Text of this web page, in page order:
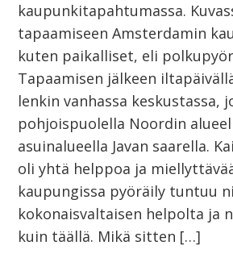
kaupunkitapahtumassa.
tapaamiseen Amsterdamin
kuten paikalliset, eli
Tapaamisen jälkeen
lenkin vanhassa keskustassa,
pohjoispuolella Noordin
asuinalueella Javan saarella.
oli yhtä helppoa ja
kaupungissa pyöräily tuntuu
kokonaisvaltaisen helpolta ja
kuin täällä. Mikä sitten […]